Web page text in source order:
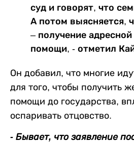
суд и говорят, что
А потом выясняется,
– получение
помощи, - отметил
Он добавил, что многие
для того, чтобы получить
помощи до государства,
оспаривать отцовство.
- Бывает, что заявление